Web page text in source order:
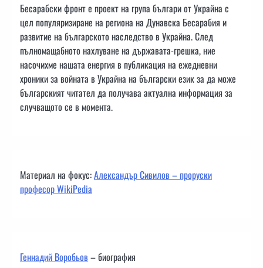
Бесарабски фронт е проект на група българи от Украйна с
цел популяризиране на региона на Дунавска Бесарабия и
развитие на българското наследство в Украйна. След
пълномащабното нахлуване на държавата-грешка, ние
насочихме нашата енергия в публикация на ежедневни
хроники за войната в Украйна на български език за да може
българският читател да получава актуална информация за
случващото се в момента.
Материал на фокус:Александър Сивилов – проруски
професор WikiPedia
Геннадий Воробьов– биография